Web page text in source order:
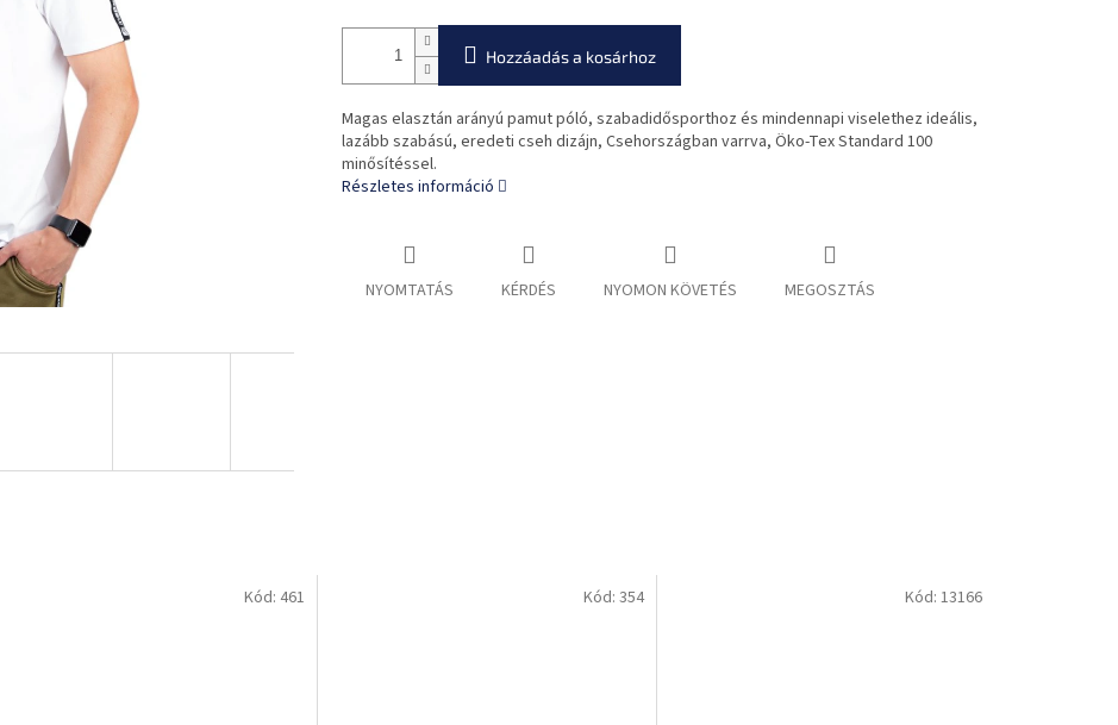
Hozzáadás a kosárhoz
Magas elasztán arányú pamut póló, szabadidősporthoz és mindennapi viselethez ideális,
lazább szabású, eredeti cseh dizájn, Csehországban varrva, Öko-Tex Standard 100
minősítéssel.
Részletes információ
NYOMTATÁS KÉRDÉS NYOMON KÖVETÉS MEGOSZTÁS
Kód: 461 Kód: 354 Kód: 13166